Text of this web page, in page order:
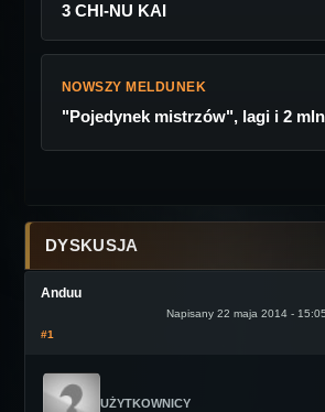
3 CHI-NU KAI
NOWSZY MELDUNEK
"Pojedynek mistrzów", lagi i 2
DYSKUSJA
Anduu
Napisany 22 maja 2014 - 15:05
#1
UŻYTKOWNICY